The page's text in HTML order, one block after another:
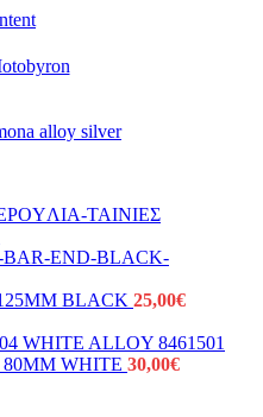
ΤΑΙΝΙΕΣ
BLACK 25,00€
WHITE 30,00€